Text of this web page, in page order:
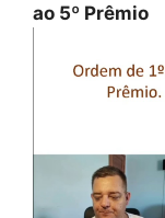
ao 5º Prêmio